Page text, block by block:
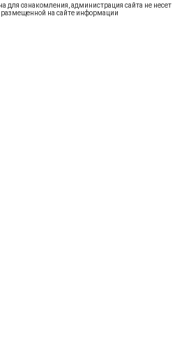
для ознакомления, администрация сайта не несет
размещенной на сайте информации